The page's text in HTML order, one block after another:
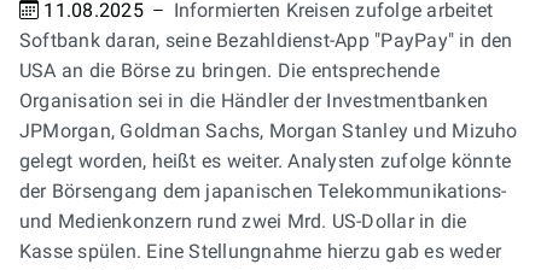
11.08.2025
Informierten Kreisen zufolge arbeitet
Softbank daran, seine Bezahldienst-App "PayPay" in den
USA an die Börse zu bringen. Die entsprechende
Organisation sei in die Händler der Investmentbanken
JPMorgan, Goldman Sachs, Morgan Stanley und Mizuho
gelegt worden, heißt es weiter. Analysten zufolge könnte
der Börsengang dem japanischen Telekommunikations-
und Medienkonzern rund zwei Mrd. US-Dollar in die
Kasse spülen. Eine Stellungnahme hierzu gab es weder